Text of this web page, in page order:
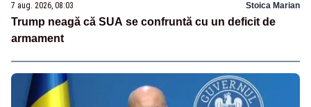
7 aug. 2026, 08:03 Stoica Marian
Trump neagă că SUA se confruntă cu un deficit de
armament